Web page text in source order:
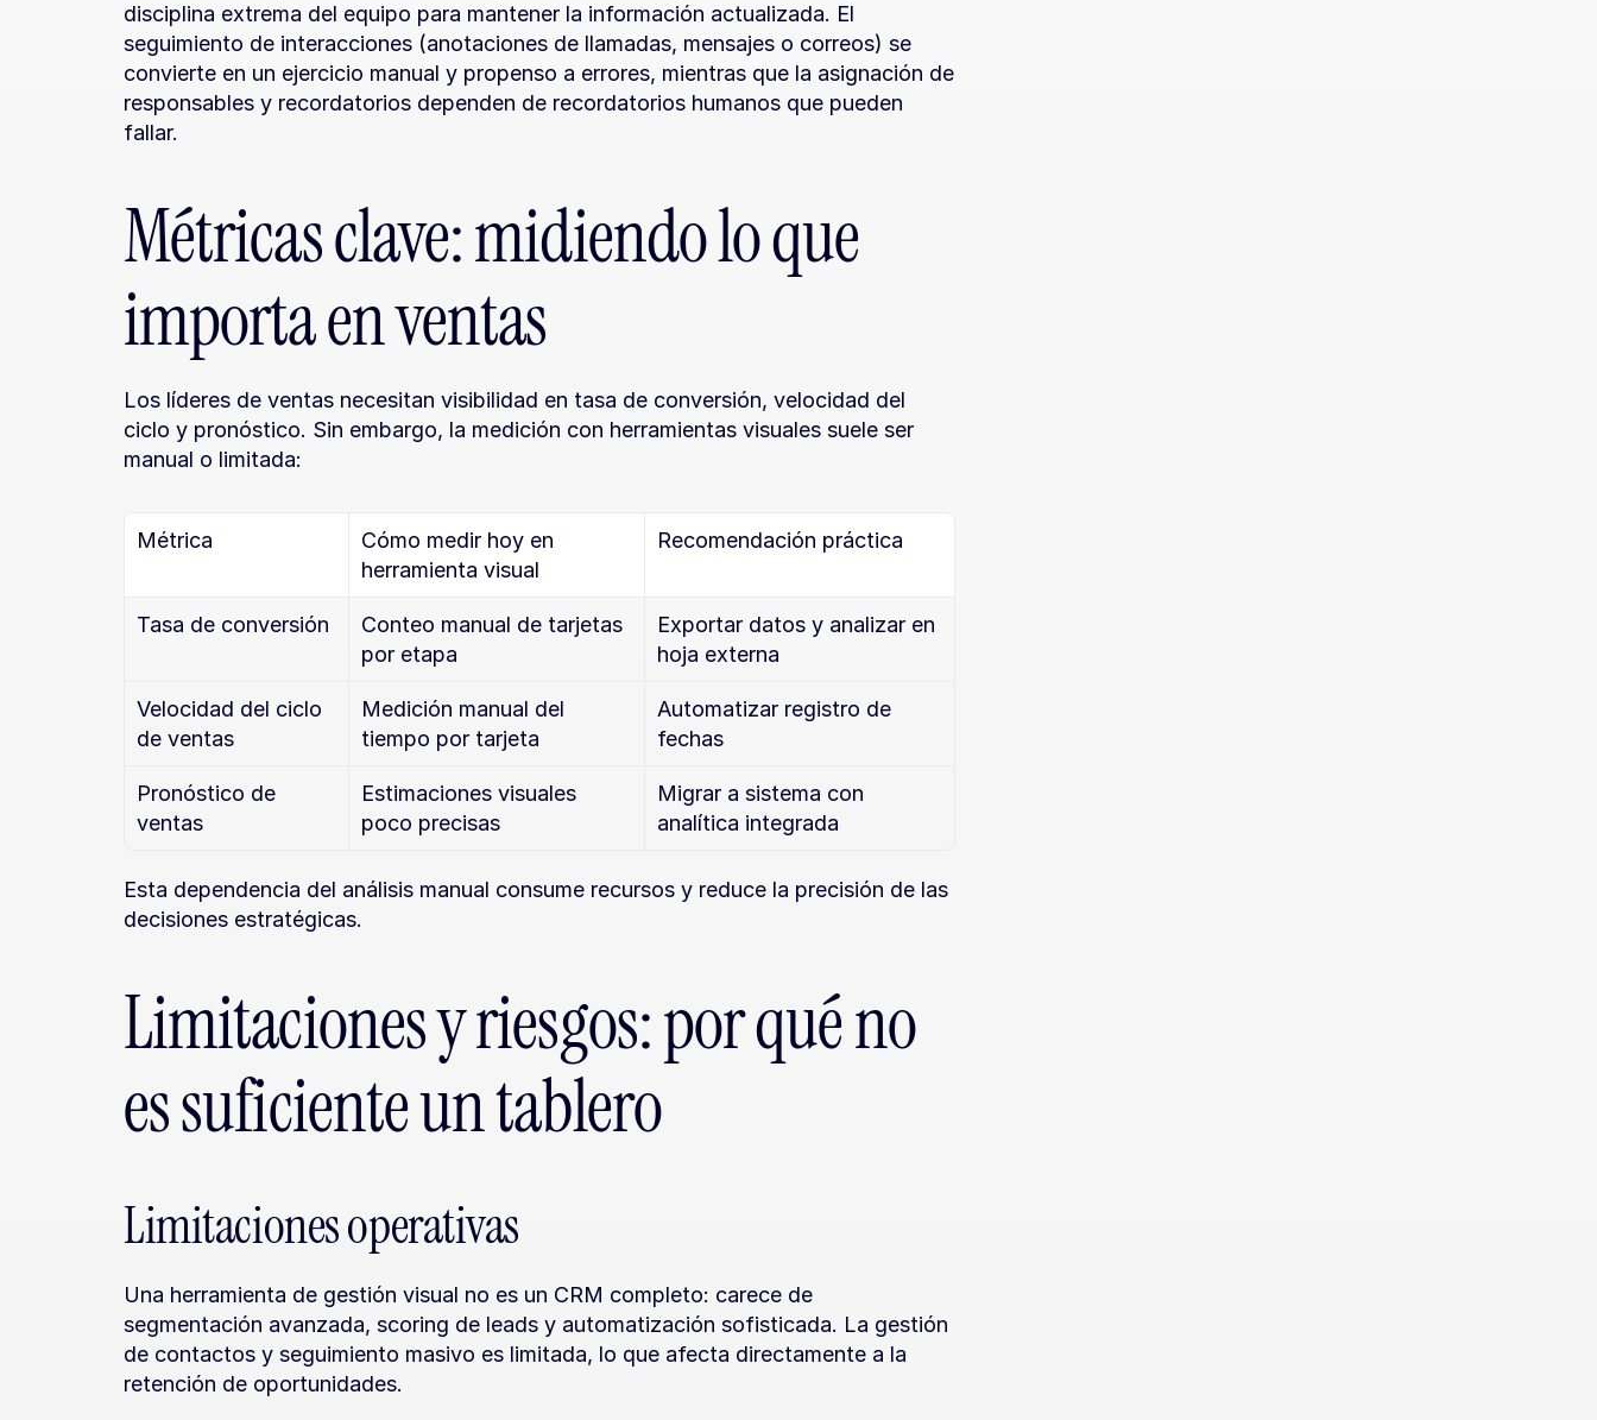
disciplina extrema del equipo para mantener la información actualizada. El
seguimiento de interacciones (anotaciones de llamadas, mensajes o correos) se
convierte en un ejercicio manual y propenso a errores, mientras que la asignación de
responsables y recordatorios dependen de recordatorios humanos que pueden
fallar.
Métricas clave: midiendo lo que
importa en ventas
Los líderes de ventas necesitan visibilidad en tasa de conversión, velocidad del
ciclo y pronóstico. Sin embargo, la medición con herramientas visuales suele ser
manual o limitada:
Métrica
Cómo medir hoy en
herramienta visual
Recomendación práctica
Tasa de conversión
Conteo manual de tarjetas
por etapa
Exportar datos y analizar en
hoja externa
Velocidad del ciclo
de ventas
Medición manual del
tiempo por tarjeta
Automatizar registro de
fechas
Pronóstico de
ventas
Estimaciones visuales
poco precisas
Migrar a sistema con
analítica integrada
Esta dependencia del análisis manual consume recursos y reduce la precisión de las
decisiones estratégicas.
Limitaciones y riesgos: por qué no
es suficiente un tablero
Limitaciones operativas
Una herramienta de gestión visual no es un CRM completo: carece de
segmentación avanzada, scoring de leads y automatización sofisticada. La gestión
de contactos y seguimiento masivo es limitada, lo que afecta directamente a la
retención de oportunidades.